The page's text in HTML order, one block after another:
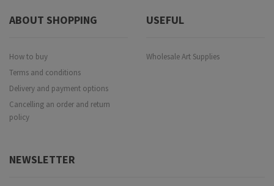
ABOUT SHOPPING
How to buy
Terms and conditions
Delivery and payment options
Cancelling an order and return
policy
USEFUL
Wholesale Art Supplies
NEWSLETTER